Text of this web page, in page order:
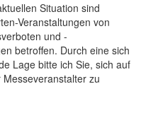
Situation sind
Veranstaltungen von
und -
betroffen. Durch eine sich
Lage bitte ich Sie, sich auf
zu